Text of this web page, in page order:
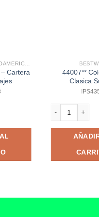
cantidad
Cartera
44007**
Clasica